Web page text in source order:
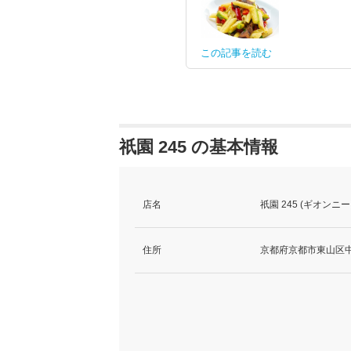
この記事を読む
祇園 245 の基本情報
店名 祇園 245 (ギオンニ
住所 京都府京都市東山区